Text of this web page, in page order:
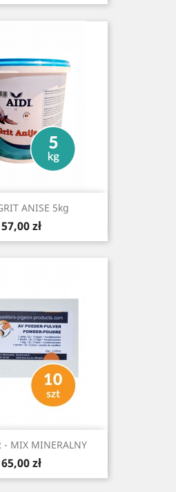
ANISE 5kg
Cena
57,00 zł
- MIX MINERALNY
Cena
65,00 zł